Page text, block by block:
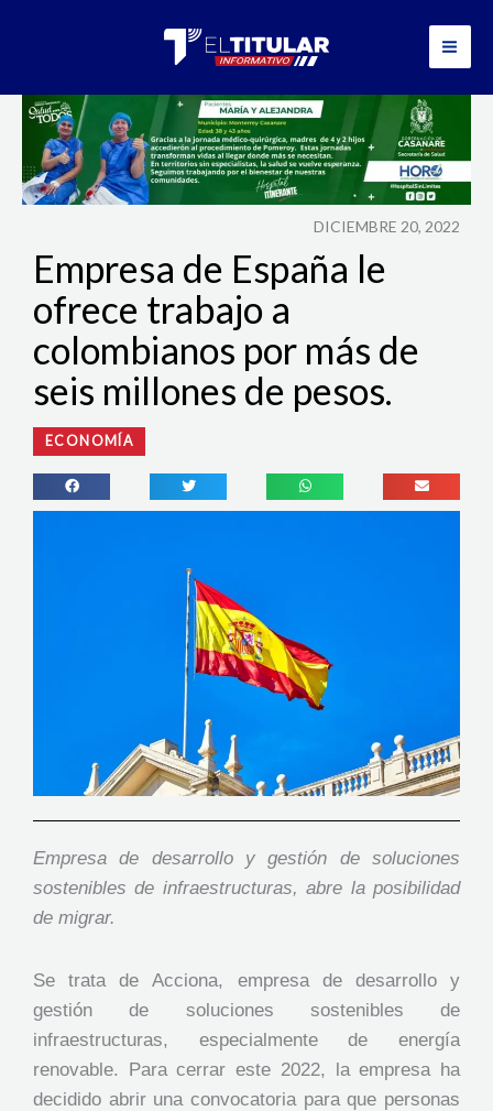
DICIEMBRE 20, 2022
Empresa de España le
ofrece trabajo a
colombianos por más de
seis millones de pesos.
ECONOMÍA
Empresa de desarrollo y gestión de soluciones
sostenibles de infraestructuras, abre la posibilidad
de migrar.
Se trata de Acciona, empresa de desarrollo y
gestión de soluciones sostenibles de
infraestructuras, especialmente de energía
renovable. Para cerrar este 2022, la empresa ha
decidido abrir una convocatoria para que personas